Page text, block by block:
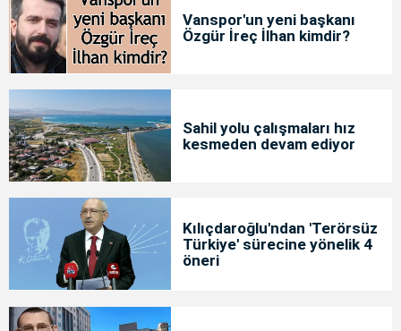
Vanspor'un yeni başkanı
Özgür İreç İlhan kimdir?
Sahil yolu çalışmaları hız
kesmeden devam ediyor
Kılıçdaroğlu'ndan 'Terörsüz
Türkiye' sürecine yönelik 4
öneri